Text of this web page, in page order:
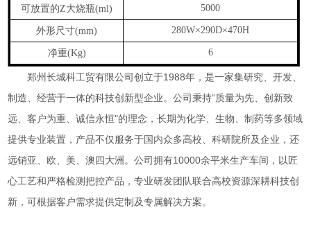
可放置的Z大烧瓶(ml) 5000
外形尺寸(mm) 280W×290D×470H
净重(Kg) 6
郑州长城科工贸有限公司创立于1988年，是一家集研究、开发、
制造、经营于一体的科技创新型企业。公司秉持“质量为先、创新致
远、客户为重、诚信永恒"的理念，长期为化学、生物、制药等多领域
提供专业装置，产品不仅服务于国内众多高校、科研院所及企业，还
远销亚、欧、美、澳四大洲。公司拥有10000余平米生产车间，以匠
心工艺和严格检测把控产品，专业研发团队联合高校资源深耕科技创
新，可根据客户需求提供定制及专属解决方案。